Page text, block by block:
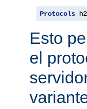
Protocols
Esto
el